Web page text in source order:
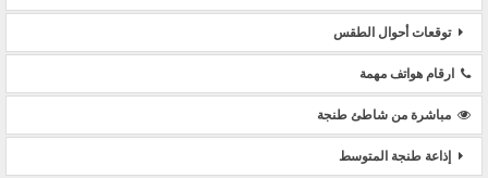
توقعات أحوال الطقس
ارقام هواتف مهمة
مباشرة من شاطئ طنجة
إذاعة طنجة المتوسط